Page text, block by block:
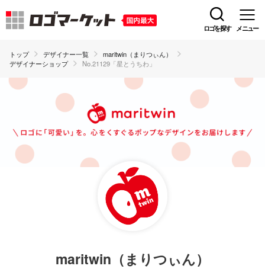
ロゴを探す メニュー
トップ デザイナー一覧
maritwin（まりつぃん）
デザイナーショップ
No.21129「星とうちわ」
maritwin（まりつぃん）